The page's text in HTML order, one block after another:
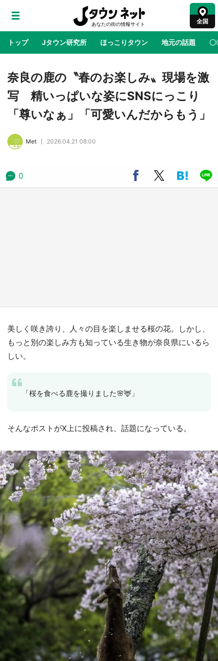
全国
トップ Jタウン研究所 ほっこりタウン 地元の話題 〇
地域×二次元 絶景 あの時はありがとう 物語がはじ
ラプラス・ダークネスが栃木県を征服！？ 県
公式プロモ動画で「聖地」が生産されてます
の「猫猫像」も【8／1～10／26】
奈良の鹿の〝春のお楽しみ〟現場を激
写 精いっぱいな姿にSNSにっこり
「尊いなぁ」「可愛いんだからもう」
Met 2026.04.21 08:00
0
美しく咲き誇り、人々の目を楽しませる桜の花。しかし、
もっと別の楽しみ方も知っている生き物が奈良県にいるら
しい。
「桜を食べる鹿を撮りました🌸🦌」
そんなポストがX上に投稿され、話題になっている。